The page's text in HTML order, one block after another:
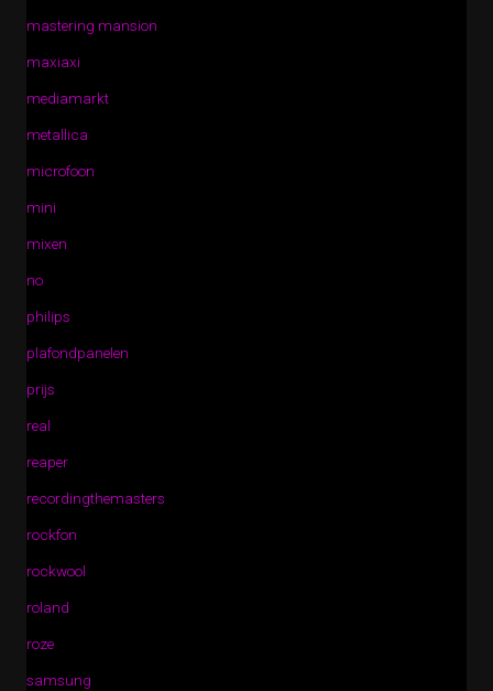
mastering mansion
maxiaxi
mediamarkt
metallica
microfoon
mini
mixen
no
philips
plafondpanelen
prijs
real
reaper
recordingthemasters
rockfon
rockwool
roland
roze
samsung